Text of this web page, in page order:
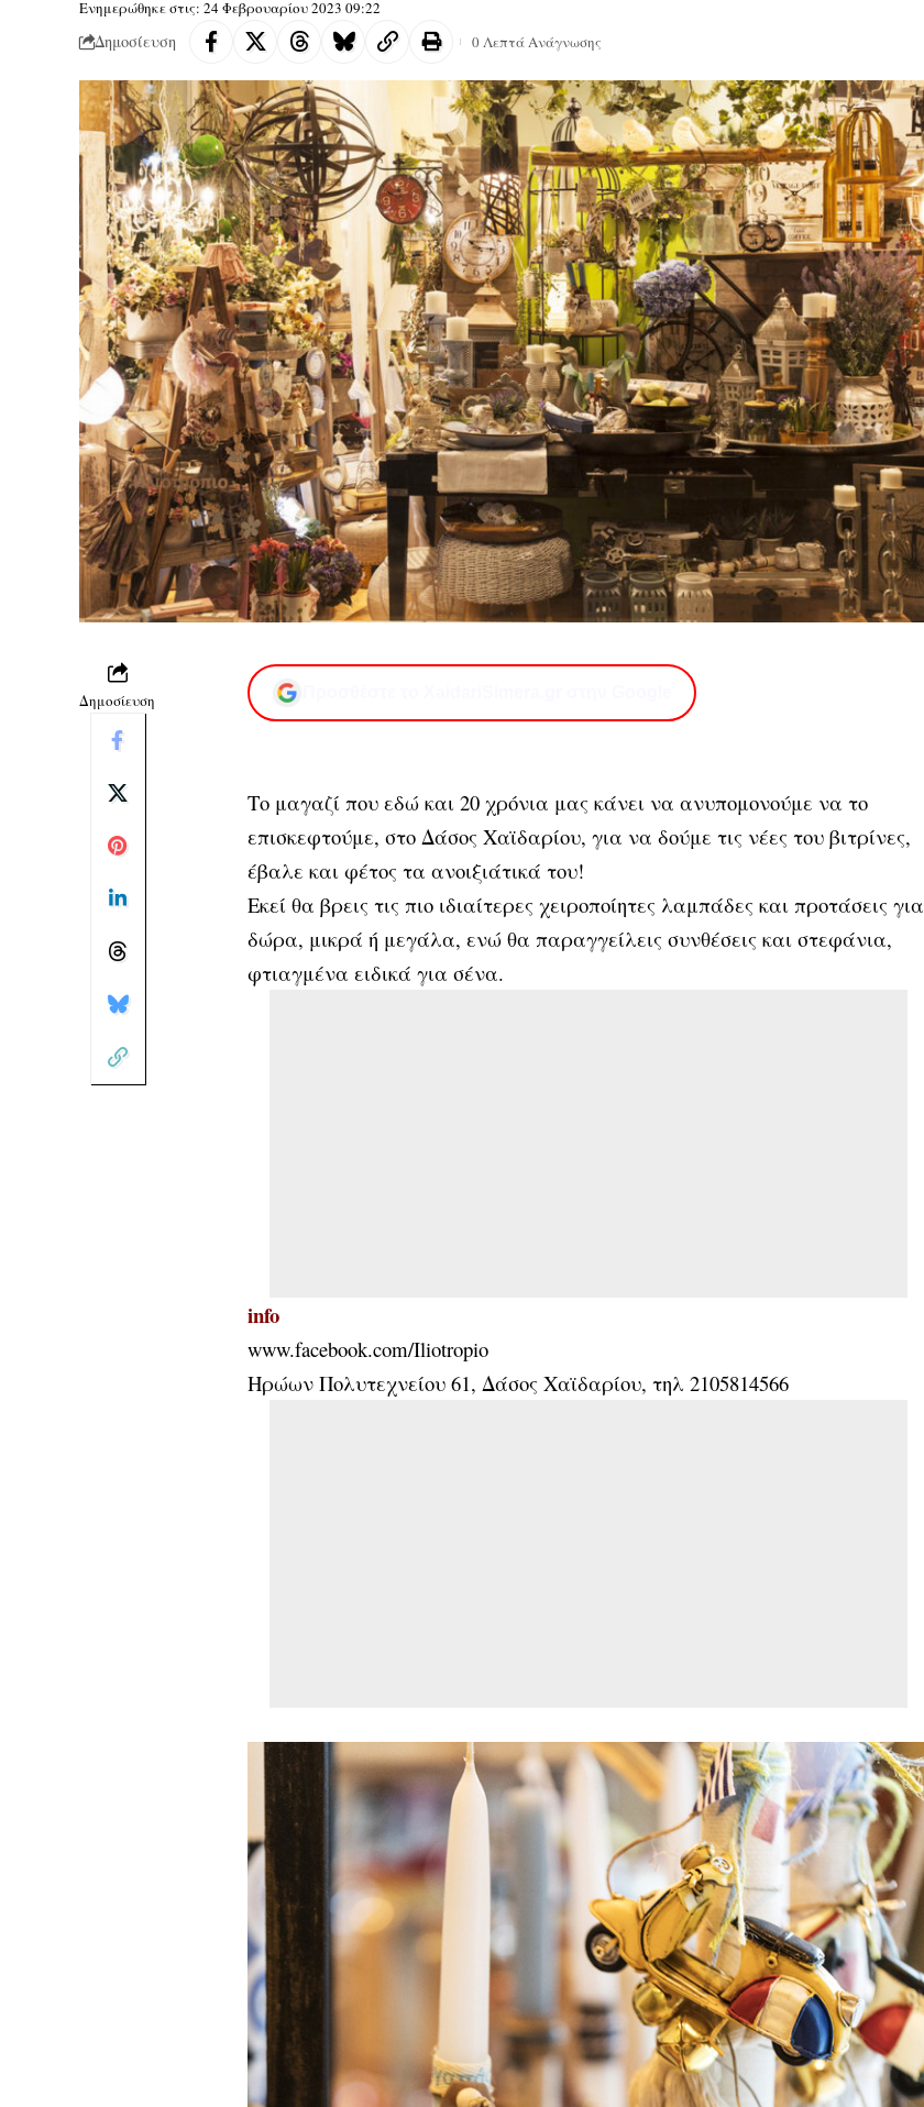
Ενημερώθηκε στις: 24 Φεβρουαρίου 2023 09:22
Δημοσίευση 0 Λεπτά Ανάγνωσης
Δημοσίευση
Το μαγαζί που εδώ και 20 χρόνια μας κάνει να ανυπομονούμε να το
επισκεφτούμε, στο Δάσος Χαϊδαρίου, για να δούμε τις νέες του βιτρίνες,
έβαλε και φέτος τα ανοιξιάτικά του!
Εκεί θα βρεις τις πιο ιδιαίτερες χειροποίητες λαμπάδες και προτάσεις για
δώρα, μικρά ή μεγάλα, ενώ θα παραγγείλεις συνθέσεις και στεφάνια,
φτιαγμένα ειδικά για σένα.
info
www.facebook.com/Iliotropio
Ηρώων Πολυτεχνείου 61, Δάσος Χαϊδαρίου, τηλ 2105814566